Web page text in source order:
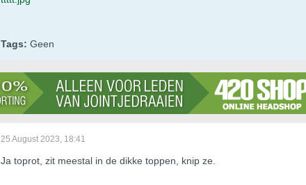
Tags: Geen
25 August 2023, 18:41
Ja toprot, zit meestal in de dikke toppen, knip ze.